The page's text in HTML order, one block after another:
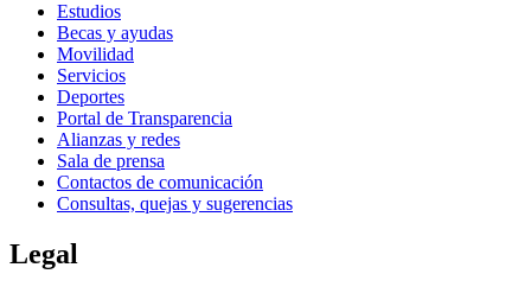
Estudios
Becas y ayudas
Movilidad
Servicios
Deportes
Portal de Transparencia
Alianzas y redes
Sala de prensa
Contactos de comunicación
Consultas, quejas y sugerencias
Legal